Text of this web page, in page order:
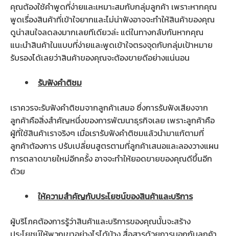
คุณต้องใช้คำพูดที่ง่ายและเหมาะสมกับกลุ่มลูกค้า เพราะหากคุณ
พูดเรื่องสินค้าที่เข้าใจยากและไม่น่าฟังอาจจะทำให้สินค้าของคุณ
ดูน่าสนใจลดลงมากเลยทีเดียวล่ะ แต่ในทางกลับกันหากคุณ
แนะนำสินค้าในแบบที่ง่ายและพูดเข้าใจตรงจุดกับกลุ่มเป้าหมาย
รับรองได้เลยว่าสินค้าของคุณจะต้องขายดีอย่างแน่นอน
รับฟังคำติชม
เราควรจะรับฟังคำติชมจากลูกค้าเสมอ ซึ่งการรับฟังเสียงจาก
ลูกค้าคือสิ่งสำคัญหนึ่งของการพัฒนาธุรกิจเลย เพราะลูกค้าคือ
ผู้ที่ใช้สินค้าเราจริงๆ เมื่อเรารับฟังคำติชมแล้วนำมาแก้ตามที่
ลูกค้าต้องการ ปรับเปลี่ยนสูตรตามที่ลูกค้าเสนอและลองวางแผน
การตลาดขายใหม่อีกครั้ง อาจจะทำให้ยอดขายของคุณดีขึ้นอีก
ด้วย
ให้ความสำคัญกับประโยชน์ของสินค้าและบริการ
ผู้บริโภคต้องการรู้ว่าสินค้าและบริการของคุณนั้นจะสร้าง